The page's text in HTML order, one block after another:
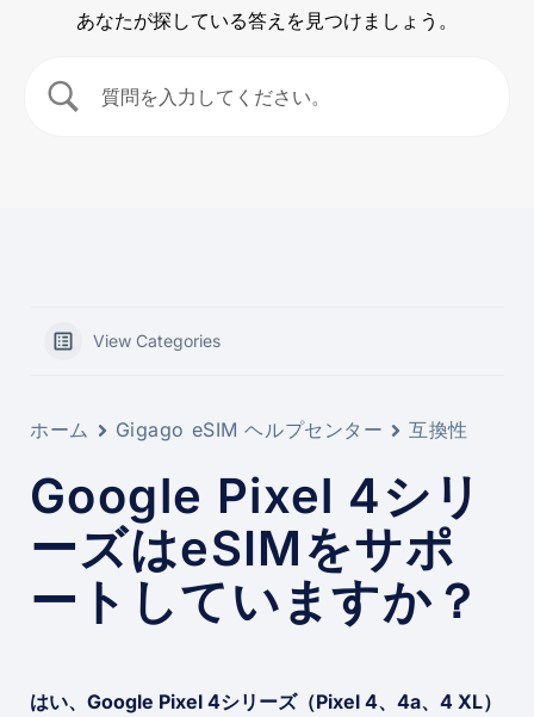
あなたが探している答えを見つけましょう。
View Categories
ホーム Gigago eSIM ヘルプセンター 互換性
Google Pixel 4シリ
ーズはeSIMをサポ
ートしていますか？
はい、Google Pixel 4シリーズ（Pixel 4、4a、4 XL）